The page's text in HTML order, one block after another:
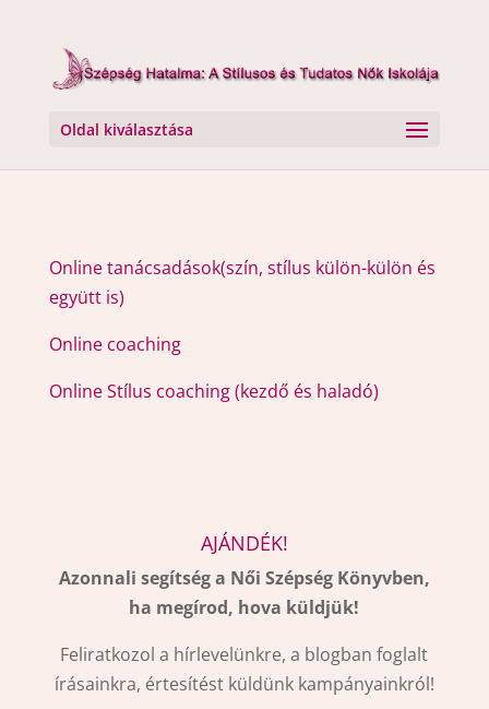
Oldal kiválasztása
Online tanácsadások(szín, stílus külön-külön és
együtt is)
Online coaching
Online Stílus coaching (kezdő és haladó)
AJÁNDÉK!
Azonnali segítség a Női Szépség Könyvben,
ha megírod, hova küldjük!
Feliratkozol a hírlevelünkre, a blogban foglalt
írásainkra, értesítést küldünk kampányainkról!